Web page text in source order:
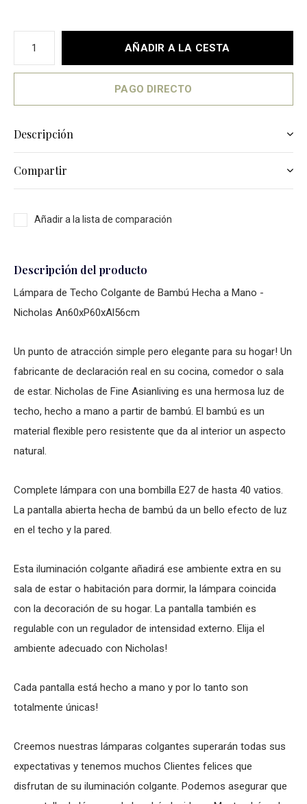
AÑADIR A LA CESTA
PAGO DIRECTO
Descripción
Compartir
Añadir a la lista de comparación
Descripción del producto
Lámpara de Techo Colgante de Bambú Hecha a Mano -
Nicholas An60xP60xAl56cm
Un punto de atracción simple pero elegante para su hogar! Un
fabricante de declaración real en su cocina, comedor o sala
de estar. Nicholas de Fine Asianliving es una hermosa luz de
techo, hecho a mano a partir de bambú. El bambú es un
material flexible pero resistente que da al interior un aspecto
natural.
Complete lámpara con una bombilla E27 de hasta 40 vatios.
La pantalla abierta hecha de bambú da un bello efecto de luz
en el techo y la pared.
Esta iluminación colgante añadirá ese ambiente extra en su
sala de estar o habitación para dormir, la lámpara coincida
con la decoración de su hogar. La pantalla también es
regulable con un regulador de intensidad externo. Elija el
ambiente adecuado con Nicholas!
Cada pantalla está hecho a mano y por lo tanto son
totalmente únicas!
Creemos nuestras lámparas colgantes superarán todas sus
expectativas y tenemos muchos Clientes felices que
disfrutan de su iluminación colgante. Podemos asegurar que